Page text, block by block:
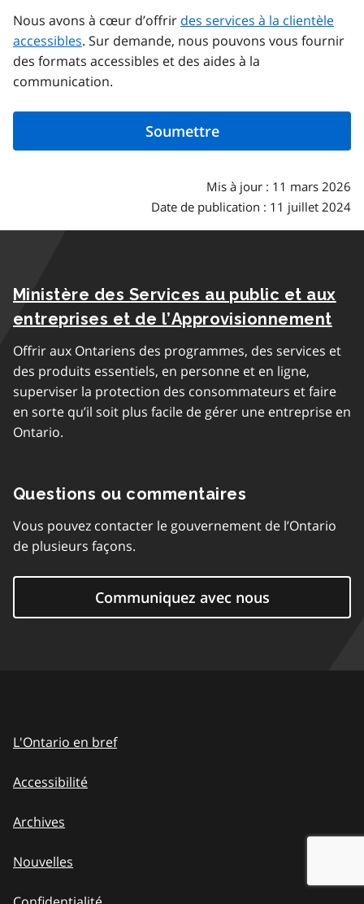
Nous avons à cœur d’offrir des services à la clientèle
accessibles. Sur demande, nous pouvons vous fournir
des formats accessibles et des aides à la
communication.
Mis à jour : 11 mars 2026
Date de publication : 11 juillet 2024
Ministère des Services au public et aux
entreprises et de l’Approvisionnement
Offrir aux Ontariens des programmes, des services et
des produits essentiels, en personne et en ligne,
superviser la protection des consommateurs et faire
en sorte qu’il soit plus facile de gérer une entreprise en
Ontario.
Questions ou commentaires
Vous pouvez contacter le gouvernement de l’Ontario
de plusieurs façons.
Communiquez avec nous
L'Ontario en bref
Accessibilité
Archives
Nouvelles